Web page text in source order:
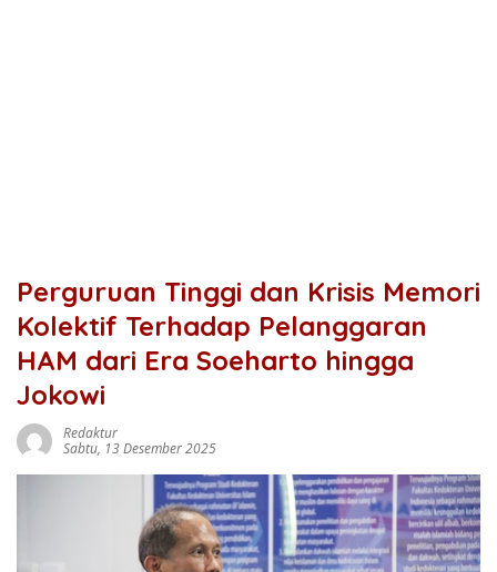
Perguruan Tinggi dan Krisis Memori
Kolektif Terhadap Pelanggaran
HAM dari Era Soeharto hingga
Jokowi
Redaktur
Sabtu, 13 Desember 2025